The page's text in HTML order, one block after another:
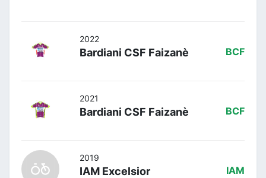
2022
Bardiani CSF Faizanè BCF
2021
Bardiani CSF Faizanè BCF
2019
IAM Excelsior IAM